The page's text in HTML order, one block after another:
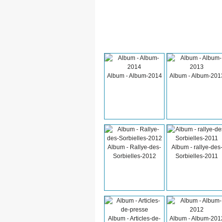
Album - Album-2014 Album - Album-
Album - Rallye-des-
Sorbielles-2012
Album - rallye-des-
Sorbielles-2011
Album - Articles-de-
Album - Album-